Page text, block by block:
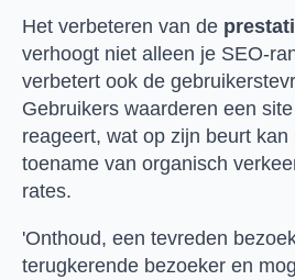
Het verbeteren van de
verhoogt niet alleen je SEO-
verbetert ook de
Gebruikers waarderen een
reageert, wat op zijn beurt kan
toename van organisch
rates.
'Onthoud, een tevreden
terugkerende bezoeker en